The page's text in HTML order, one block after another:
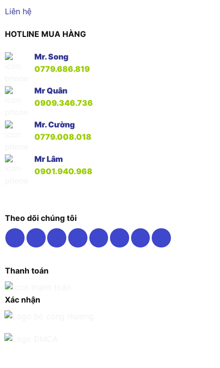
Liên hệ
HOTLINE MUA HÀNG
Mr. Song
0779.686.819
Mr Quân
0909.346.736
Mr. Cường
0779.008.018
Mr Lâm
0901.940.968
Theo dõi chúng tôi
Thanh toán
Xác nhận